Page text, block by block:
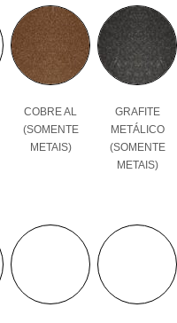
COBRE AL
(SOMENTE
METAIS)
GRAFITE
METÁLICO
(SOMENTE
METAIS)